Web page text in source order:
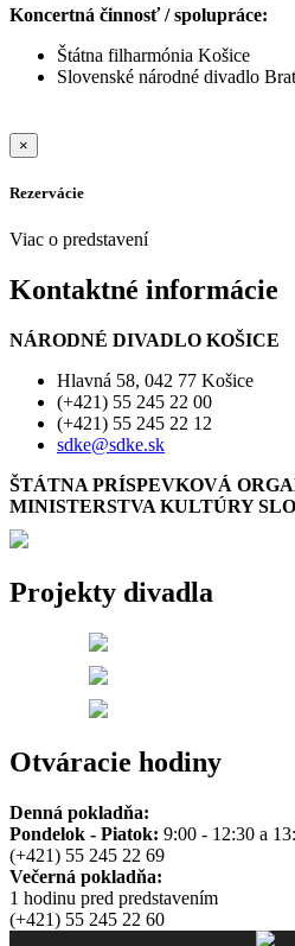
Koncertná činnosť / spolupráce:
Štátna filharmónia Košice
Slovenské národné divadlo
×
Rezervácie
Viac o predstavení
Kontaktné informácie
NÁRODNÉ DIVADLO KOŠICE
Hlavná 58, 042 77 Košice
(+421) 55 245 22 00
(+421) 55 245 22 12
sdke@sdke.sk
ŠTÁTNA PRÍSPEVKOVÁ
MINISTERSTVA KULTÚRY
Projekty divadla
Otváracie hodiny
Denná pokladňa:
Pondelok - Piatok: 9:00 - 12:30 a
(+421) 55 245 22 69
Večerná pokladňa:
1 hodinu pred predstavením
(+421) 55 245 22 60